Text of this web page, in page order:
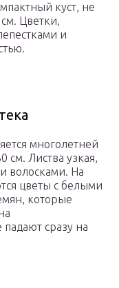
куст, не
Цветки,
и
многолетней
см. Листва узкая,
волосками. На
цветы с белыми
которые
падают сразу на